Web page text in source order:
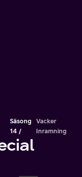
Säsong
14
Vacker
Inramning